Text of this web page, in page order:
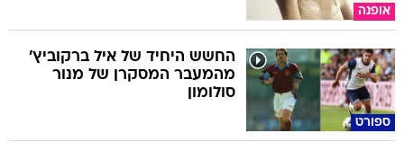
אופנה
ספורט
החשש היחיד של איל ברקוביץ'
מהמעבר המסקרן של מנור
סולומון